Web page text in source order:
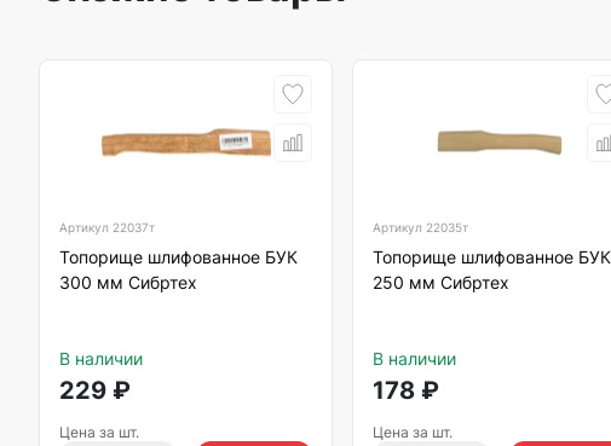
Артикул 22037т
Топорище шлифованное БУК
300 мм Сибртех
В наличии
229 ₽
Цена за шт.
Артикул 22035т
Топорище шлифованное БУК
250 мм Сибртех
В наличии
178 ₽
Цена за шт.